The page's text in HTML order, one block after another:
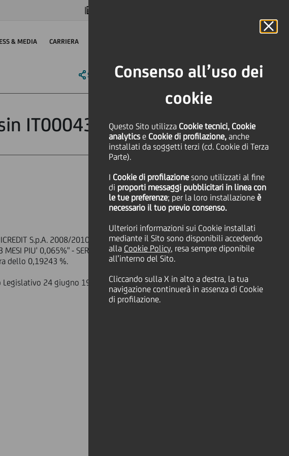
Consenso all’uso dei
cookie
Questo Sito utilizza Cookie tecnici, Cookie
analyticse Cookie di profilazione, anche
installati da soggetti terzi (cd. Cookie di Terza
Parte).
I Cookie di profilazione sono utilizzati al fine
di proporti messaggi pubblicitari in linea con
le tue preferenze; per la loro installazione è
necessario il tuo previo consenso.
Ulteriori informazioni sui Cookie installati
mediante il Sito sono disponibili accedendo
alla Cookie Policy, resa sempre diponibile
all’interno del Sito.
Cliccando sulla X in alto a destra, la tua
navigazione continuerà in assenza di Cookie
di profilazione.
& MEDIA CARRIERA
SHARE PRINT SEND
IT0004362205
S.p.A. 2008/2010 OBBLIGAZIONI A DUE ANNI E
3 MESI PIU' 0,065%" - SERIE 31/08 relativa al periodo
dello 0,19243 %.
24 giugno 1998, n° 213, è Monte Titoli